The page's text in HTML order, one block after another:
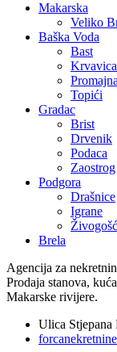
Makarska
Veliko
Baška Voda
Bast
Krvavica
Promajna
Topići
Gradac
Brist
Drvenik
Podaca
Zaostrog
Podgora
Drašnice
Igrane
Brela
Agencija za
Prodaja stanova,
Makarske rivijere.
Ulica Stjepana